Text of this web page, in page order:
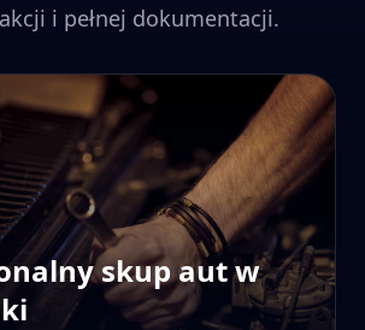
i pełnej dokumentacji.
skup aut w